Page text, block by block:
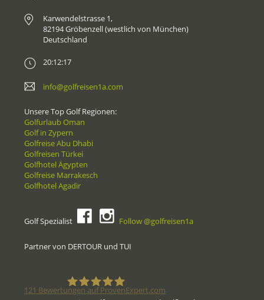
Karwendelstrasse 1,
82194 Gröbenzell (westlich von München)
Deutschland
20:12:17
info@golfreisen1a.com
Unsere Top Golf Regionen:
Golfurlaub Oman
Golf in Zypern
Golfreise Abu Dhabi
Golfreisen Türkei
Golfhotel Ägypten
Golfreise Marrakesch
Golfhotel Agadir
Golf Spezialist Follow @golfreisen1a
Partner von DERTOUR und TUI
121 Bewertungen auf ProvenExpert.com